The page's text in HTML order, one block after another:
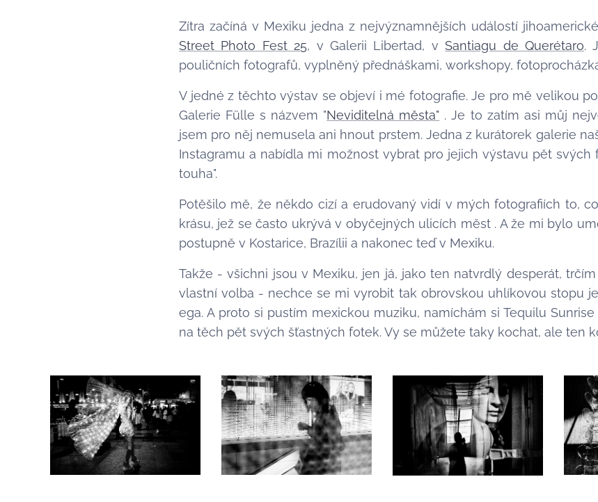
Zítra začíná v Mexiku jedna z nejvýznamnějších událostí
Street Photo Fest 25, v Galerii Libertad, vSantiagu de Querétaro.
pouličních fotografů, vyplněný přednáškami, workshopy,
V jedné z těchto výstav se objeví i mé fotografie. Je pro mě velikou
Galerie Fülle s názvem "Neviditelná města" . Je to zatím asi můj
jsem pro něj nemusela ani hnout prstem. Jedna z kurátorek galerie
Instagramu a nabídla mi možnost vybrat pro jejich výstavu pět svých
touha".
Potěšilo mě, že někdo cizí a erudovaný vidí v mých fotografiích to,
krásu, jež se často ukrývá v obyčejných ulicích měst . A že mi bylo
postupně v Kostarice, Brazílii a nakonec teď v Mexiku.
Takže - všichni jsou v Mexiku, jen já, jako ten natvrdlý desperát,
vlastní volba - nechce se mi vyrobit tak obrovskou uhlíkovou stopu
ega. A proto si pustím mexickou muziku, namíchám si Tequilu
na těch pět svých šťastných fotek. Vy se můžete taky kochat, ale ten